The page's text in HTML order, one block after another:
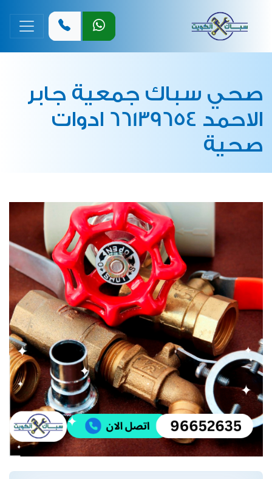
صحي سباك جمعية جابر
الاحمد 66139654 ادوات
صحية